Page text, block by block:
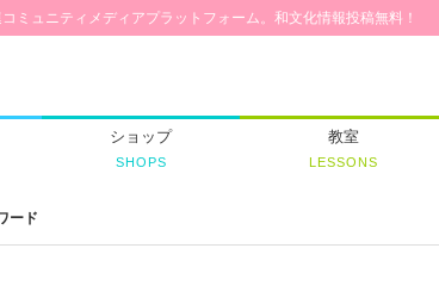
ミュニティメディアプラットフォーム。和文化情報投稿無料！
ショップ
SHOPS
教室
LESSONS
ード